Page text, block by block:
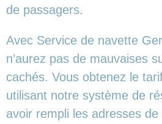
de passagers.
Avec Service de navette
n’aurez pas de mauvaises
cachés. Vous obtenez le
utilisant notre système de
avoir rempli les adresses de